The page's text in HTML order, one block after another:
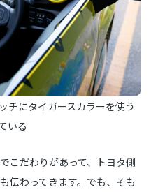
チにタイガースカラーを使う
いる
こだわりがあって、トヨタ側
伝わってきます。でも、そも